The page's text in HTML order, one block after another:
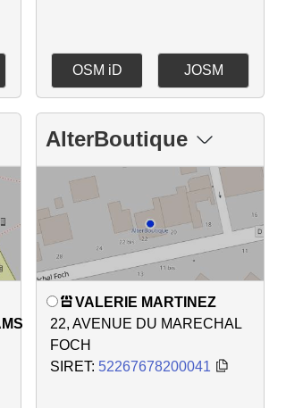
OSM iD JOSM
AlterBoutique
VALERIE MARTINEZ
22, AVENUE DU MARECHAL
FOCH
SIRET: 52267678200041